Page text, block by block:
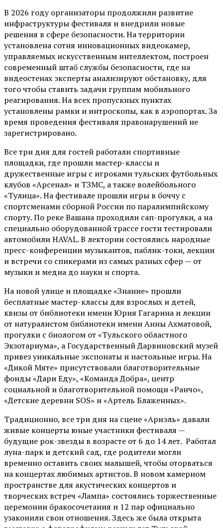
В 2026 году организаторы продолжили развитие
инфраструктуры фестиваля и внедрили новые
решения в сфере безопасности. На территории
установлена сотня инновационных видеокамер,
управляемых искусственным интеллектом, построен
современный штаб службы безопасности, где на
видеостенах эксперты анализируют обстановку, для
того чтобы ставить задачи группам мобильного
реагирования. На всех пропускных пунктах
установлены рамки и интроскопы, как в аэропортах. За
время проведения фестиваля правонарушений не
зарегистрировано.
Все три дня для гостей работали спортивные
площадки, где прошли мастер-классы и
дружественные игры с игроками тульских футбольных
клубов «Арсенал» и ТЗМС, а также волейбольного
«Тулица». На фестивале прошли игры в боччу с
спортсменами сборной России по паралимпийскому
спорту. По реке Вашана проходили сап-прогулки, а на
специально оборудованной трассе гости тестировали
автомобили HAVAL. В лектории состоялись народные
пресс-конференции музыкантов, паблик-токи, лекции
и встречи со спикерами из самых разных сфер — от
музыки и медиа до науки и спорта.
На новой улице и площадке «Знание» прошли
бесплатные мастер-классы для взрослых и детей,
квизы от библиотеки имени Юрия Гагарина и лекции
от натуралистом библиотеки имени Анны Ахматовой,
прогулки с биологом от «Тульского областного
Экзотариума», а Государственный Дарвиновский музей
привез уникальные экспонаты и настольные игры. На
«Дикой Мяте» присутствовали благотворительные
фонды «Дари Еду», «Команда Добра», центр
социальной и благотворительной помощи «Ранчо»,
«Детские деревни SOS» и «Артель Блаженных».
Традиционно, все три дня на сцене«Ариэль» давали
живые концерты юные участники фестиваля —
будущие рок-звезды в возрасте от 6 до 14 лет. Работал
луна-парк и детский сад, где родители могли
временно оставить своих малышей, чтобы оторваться
на концертах любимых артистов. В новом камерном
пространстве для акустических концертов и
творческих встреч «Лампа» состоялись торжественные
церемонии бракосочетания и 12 пар официально
узаконили свои отношения. Здесь же была открыта